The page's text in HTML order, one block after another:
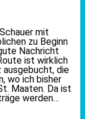
mit
zu Beginn
Nachricht
ist wirklich
ausgebucht, die
wo ich bisher
Maaten. Da ist
werden…